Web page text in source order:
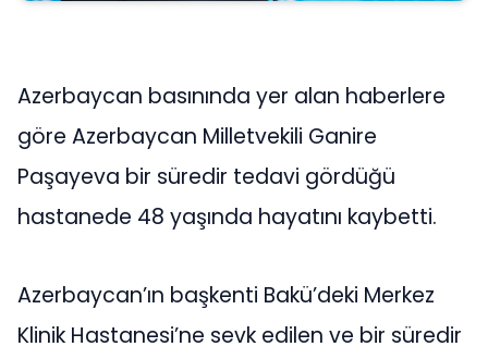
Azerbaycan basınında yer alan haberlere
göre Azerbaycan Milletvekili Ganire
Paşayeva bir süredir tedavi gördüğü
hastanede 48 yaşında hayatını kaybetti.
Azerbaycan’ın başkenti Bakü’deki Merkez
Klinik Hastanesi’ne sevk edilen ve bir süredir